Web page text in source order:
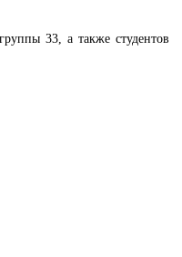
33, а также студентов